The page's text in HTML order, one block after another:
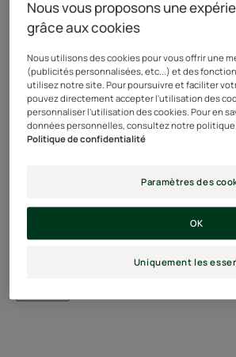
Fabriqué en France
tendance grasse élimine en douceur
pour aider les cheveux à retrouver
Formulé à base d'actifs 100%
de Curbicia aux huiles essentielles
d'Orange pour purifier le cuir chevelu
d'aider la chevelure à retrouver toute
d'ingrédients d'origine naturelle,
tensio-actifs sulfatés.
Nous vous proposons une
grâce aux cookies
Nous utilisons des cookies pour vous offrir une
(publicités personnalisées, etc...) et des
utilisez notre site. Pour poursuivre et faciliter
pouvez directement accepter l'utilisation des
personnaliser l'utilisation des cookies. Pour en
données personnelles, consultez notre
Politique de confidentialité
Paramètres des
Uniquement les
OK